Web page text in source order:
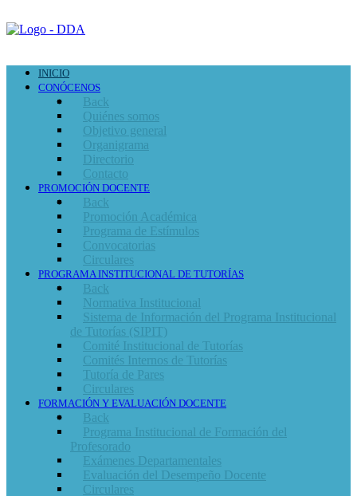
INICIO
CONÓCENOS
Back
Quiénes somos
Objetivo general
Organigrama
Directorio
Contacto
PROMOCIÓN DOCENTE
Back
Promoción Académica
Programa de Estímulos
Convocatorias
Circulares
PROGRAMA INSTITUCIONAL DE TUTORÍAS
Back
Normativa Institucional
Sistema de Información del Programa Institucional
de Tutorías (SIPIT)
Comité Institucional de Tutorías
Comités Internos de Tutorías
Tutoría de Pares
Circulares
FORMACIÓN Y EVALUACIÓN DOCENTE
Back
Programa Institucional de Formación del
Profesorado
Exámenes Departamentales
Evaluación del Desempeño Docente
Circulares